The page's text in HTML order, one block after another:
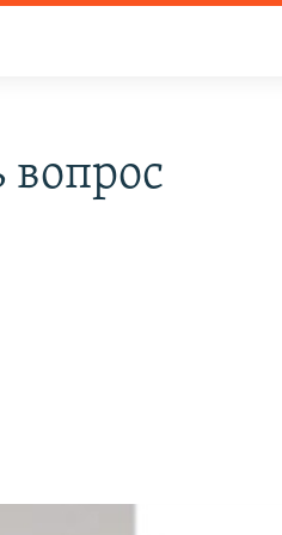
вопрос